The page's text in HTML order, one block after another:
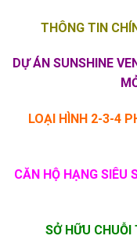
THÔNG TIN
DỰ ÁN SUNSHINE
LOẠI HÌNH 2-3-4
CĂN HỘ HẠNG SIÊU
SỞ HỮU